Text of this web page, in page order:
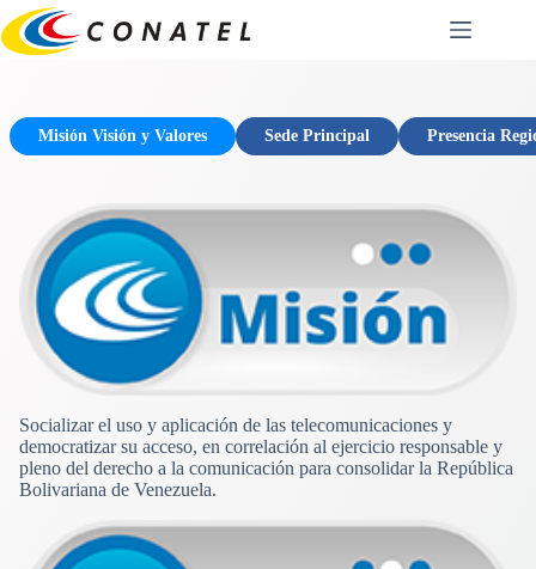
Saltar
al
contenido
Misión Visión y Valores Sede Principal Presencia
Socializar el uso y aplicación de las telecomunicaciones y
democratizar su acceso, en correlación al ejercicio responsable y
pleno del derecho a la comunicación para consolidar la República
Bolivariana de Venezuela.